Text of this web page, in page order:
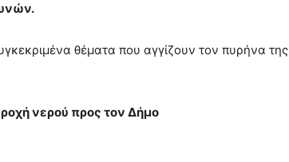
θέματα που αγγίζουν τον πυρήνα της
νερού προς τον Δήμο